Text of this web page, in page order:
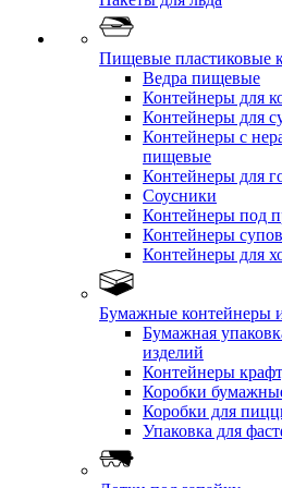
Пищевые пластиковые
Ведра пищевые
Контейнеры для
Контейнеры для
Контейнеры с
пищевые
Контейнеры для
Соусники
Контейнеры под
Контейнеры
Контейнеры для
Бумажные контейнеры
Бумажная
изделий
Контейнеры
Коробки
Коробки для
Упаковка для